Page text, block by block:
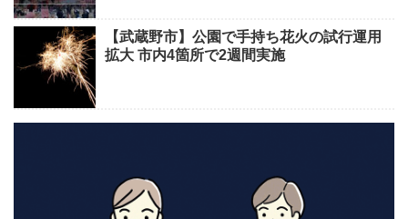
【武蔵野市】公園で手持ち花火の試行運用
拡大 市内4箇所で2週間実施